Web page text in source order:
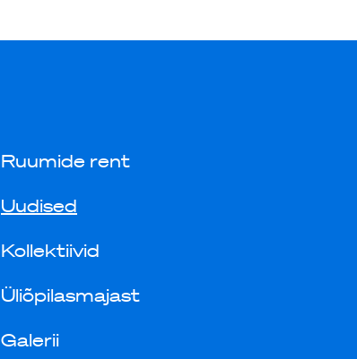
Ruumide rent
Uudised
Kollektiivid
Üliõpilasmajast
Galerii